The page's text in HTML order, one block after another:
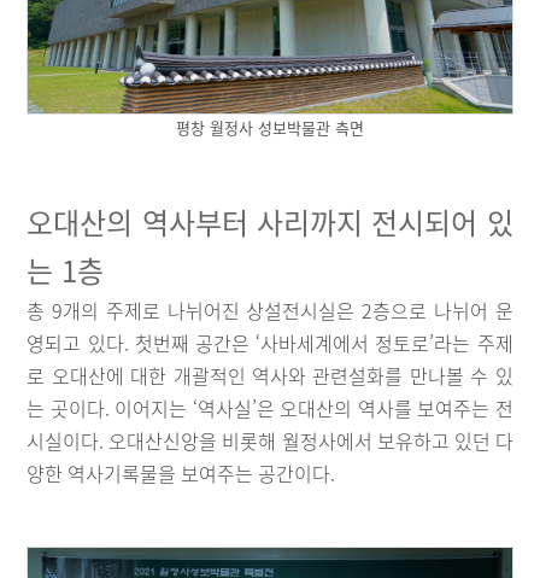
평창 월정사 성보박물관 측면
오대산의 역사부터 사리까지 전시되어 있
는 1층
총 9개의 주제로 나뉘어진 상설전시실은 2층으로 나뉘어 운
영되고 있다. 첫번째 공간은 ‘사바세계에서 정토로’라는 주제
로 오대산에 대한 개괄적인 역사와 관련설화를 만나볼 수 있
는 곳이다. 이어지는 ‘역사실’은 오대산의 역사를 보여주는 전
시실이다. 오대산신앙을 비롯해 월정사에서 보유하고 있던 다
양한 역사기록물을 보여주는 공간이다.